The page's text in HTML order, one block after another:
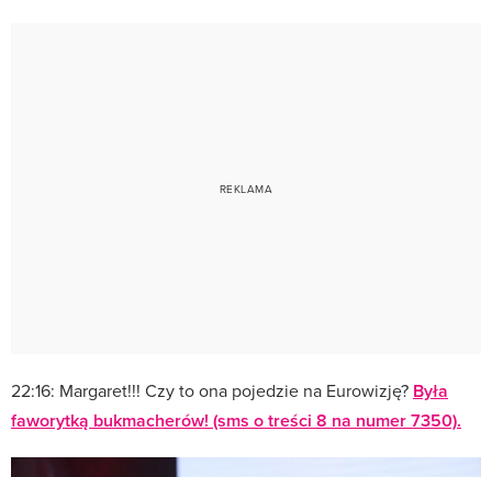
22:16: Margaret!!! Czy to ona pojedzie na Eurowizję? Była
faworytką bukmacherów! (sms o treści 8 na numer 7350).